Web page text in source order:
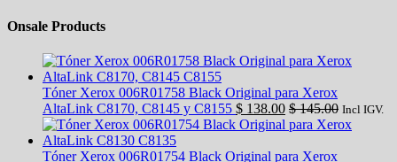
Onsale Products
Tóner Xerox 006R01758 Black Original para Xerox
AltaLink C8170, C8145 y C8155 $ 138.00 $145.00 Incl IGV.
Tóner Xerox 006R01754 Black Original para Xerox